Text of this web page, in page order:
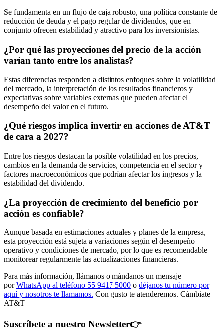
Se fundamenta en un flujo de caja robusto, una política constante de
reducción de deuda y el pago regular de dividendos, que en
conjunto ofrecen estabilidad y atractivo para los inversionistas.
¿Por qué las proyecciones del precio de la acción
varían tanto entre los analistas?
Estas diferencias responden a distintos enfoques sobre la volatilidad
del mercado, la interpretación de los resultados financieros y
expectativas sobre variables externas que pueden afectar el
desempeño del valor en el futuro.
¿Qué riesgos implica invertir en acciones de AT&T
de cara a 2027?
Entre los riesgos destacan la posible volatilidad en los precios,
cambios en la demanda de servicios, competencia en el sector y
factores macroeconómicos que podrían afectar los ingresos y la
estabilidad del dividendo.
¿La proyección de crecimiento del beneficio por
acción es confiable?
Aunque basada en estimaciones actuales y planes de la empresa,
esta proyección está sujeta a variaciones según el desempeño
operativo y condiciones de mercado, por lo que es recomendable
monitorear regularmente las actualizaciones financieras.
Para más información, llámanos o mándanos un mensaje
porWhatsApp al teléfono 55 9417 5000 o déjanos tu número por
aquí y nosotros te llamamos. Con gusto te atenderemos. Cámbiate
AT&T
Suscríbete a nuestro Newsletter👉